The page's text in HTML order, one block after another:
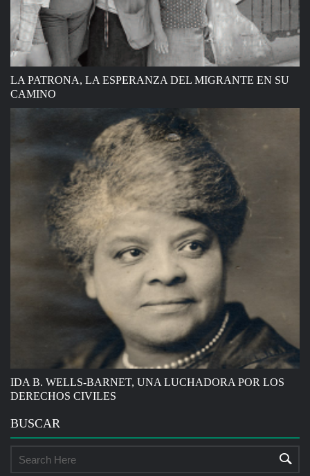
LA PATRONA, LA ESPERANZA DEL MIGRANTE EN SU
CAMINO
IDA B. WELLS-BARNET, UNA LUCHADORA POR LOS
DERECHOS CIVILES
BUSCAR